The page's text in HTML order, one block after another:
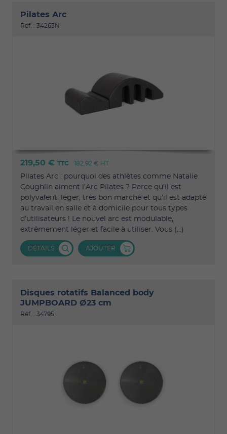
Pilates Arc
Réf. : 34263N
219,50 € TTC 182,92 € HT
Pilates Arc : pourquoi des athlètes comme Natalie
Coughlin aiment l’Arc Pilates ? Parce qu’il est
polyvalent, léger, très bon marché et qu’il est adapté
au travail en salle et à domicile pour tous types
d’utilisateurs ! Le nouvel arc est modulable,
extrêmement léger et facile à utiliser. Vous (...)
DÉTAILS AJOUTER
Disques rotatifs Balanced body
JUMPBOARD Ø23 cm
Réf. : 34795